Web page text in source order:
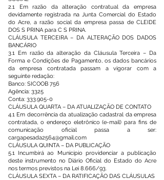
2.1 Em razão da alteração contratual da empresa
devidamente registrada na Junta Comercial do Estado
do Acre, a razão social da empresa passa de CLEIDE
DOS S PRINA para C S PRINA.
CLÁUSULA TERCEIRA – DA ALTERAÇÃO DOS DADOS
BANCÁRIO
3.1 Em razão da alteração da Cláusula Terceira – Da
Forma e Condições de Pagamento, os dados bancários
da empresa contratada passam a vigorar com a
seguinte redação:
Banco: SICOOB 756
Agência: 3325
Conta: 333.905-0
CLÁUSULA QUARTA – DA ATUALIZAÇÃO DE CONTATO
4.1 Em decorrência da atualização cadastral da empresa
contratada, o endereço eletrônico (e-mail) para fins de
comunicação oficial passa a ser:
cargapesada2564@gmail.com
CLÁUSULA QUINTA – DA PUBLICAÇÃO
5.1 Incumbirá ao Município providenciar a publicação
deste instrumento no Diário Oficial do Estado do Acre
nos termos previstos na Lei 8.666/93.
CLÁUSULA SEXTA – DA RATIFICAÇÃO DAS CLÁUSULAS